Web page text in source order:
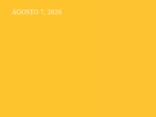
AGOSTO 7, 2026